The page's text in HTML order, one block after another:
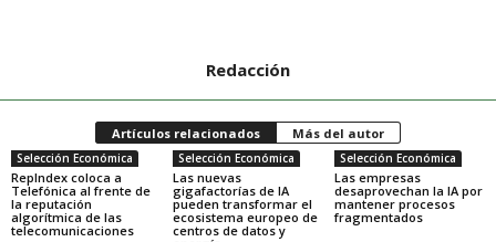
Redacción
Artículos relacionados Más del autor
Selección Económica
RepIndex coloca a
Telefónica al frente de
la reputación
algorítmica de las
telecomunicaciones
Selección Económica
Las nuevas
gigafactorías de IA
pueden transformar el
ecosistema europeo de
centros de datos y
Selección Económica
Las empresas
desaprovechan la IA por
mantener procesos
fragmentados